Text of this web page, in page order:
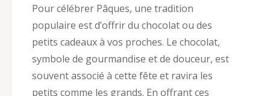
Pour célébrer Pâques, une tradition
populaire est d’offrir du chocolat ou des
petits cadeaux à vos proches. Le chocolat,
symbole de gourmandise et de douceur, est
souvent associé à cette fête et ravira les
petits comme les grands. En offrant ces